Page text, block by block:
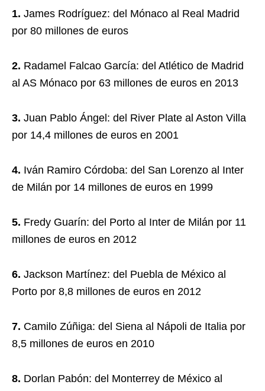
1. James Rodríguez: del Mónaco al Real Madrid
por 80 millones de euros
2. Radamel Falcao García: del Atlético de Madrid
al AS Mónaco por 63 millones de euros en 2013
3. Juan Pablo Ángel: del River Plate al Aston Villa
por 14,4 millones de euros en 2001
4. Iván Ramiro Córdoba: del San Lorenzo al Inter
de Milán por 14 millones de euros en 1999
5. Fredy Guarín: del Porto al Inter de Milán por 11
millones de euros en 2012
6. Jackson Martínez: del Puebla de México al
Porto por 8,8 millones de euros en 2012
7. Camilo Zúñiga: del Siena al Nápoli de Italia por
8,5 millones de euros en 2010
8. Dorlan Pabón: del Monterrey de México al